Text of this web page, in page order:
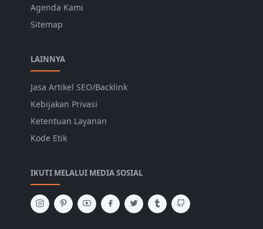
Agenda Kami
Sitemap
LAINNYA
Jasa Artikel SEO/Backlink
Kebijakan Privasi
Ketentuan Layanan
Kode Etik
IKUTI MELALUI MEDIA SOSIAL